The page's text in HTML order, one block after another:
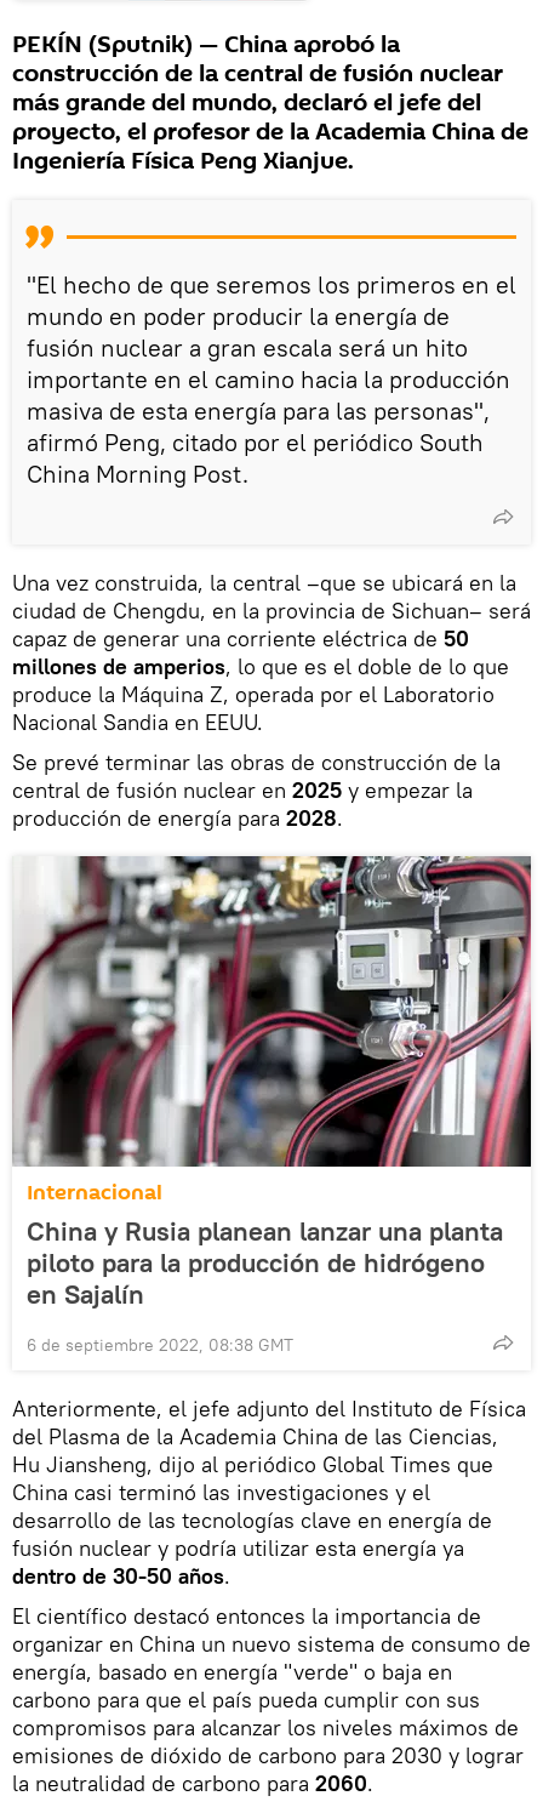
PEKÍN (Sputnik) — China aprobó la
construcción de la central de fusión nuclear
más grande del mundo, declaró el jefe del
proyecto, el profesor de la Academia China de
Ingeniería Física Peng Xianjue.
"El hecho de que seremos los primeros en el
mundo en poder producir la energía de
fusión nuclear a gran escala será un hito
importante en el camino hacia la producción
masiva de esta energía para las personas",
afirmó Peng, citado por el periódico South
China Morning Post.
Una vez construida, la central –que se ubicará en la
ciudad de Chengdu, en la provincia de Sichuan– será
capaz de generar una corriente eléctrica de 50
millones de amperios, lo que es el doble de lo que
produce la Máquina Z, operada por el Laboratorio
Nacional Sandia en EEUU.
Se prevé terminar las obras de construcción de la
central de fusión nuclear en 2025 y empezar la
producción de energía para 2028.
Internacional
China y Rusia planean lanzar una planta
piloto para la producción de hidrógeno
en Sajalín
6 de septiembre 2022, 08:38 GMT
Anteriormente, el jefe adjunto del Instituto de Física
del Plasma de la Academia China de las Ciencias,
Hu Jiansheng, dijo al periódico Global Times que
China casi terminó las investigaciones y el
desarrollo de las tecnologías clave en energía de
fusión nuclear y podría utilizar esta energía ya
dentro de 30-50 años.
El científico destacó entonces la importancia de
organizar en China un nuevo sistema de consumo de
energía, basado en energía "verde" o baja en
carbono para que el país pueda cumplir con sus
compromisos para alcanzar los niveles máximos de
emisiones de dióxido de carbono para 2030 y lograr
la neutralidad de carbono para 2060.